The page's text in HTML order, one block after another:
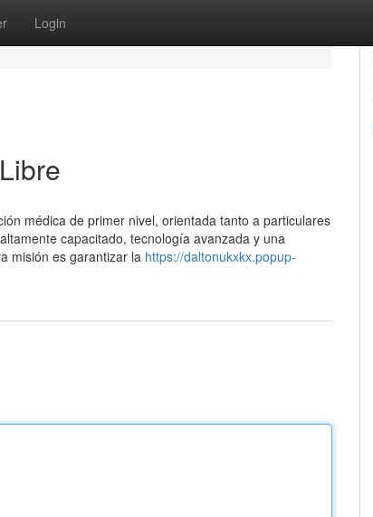
Login
médica de primer nivel, orientada tanto a particulares
capacitado, tecnología avanzada y una
misión es garantizar la https://daltonukxkx.popup-